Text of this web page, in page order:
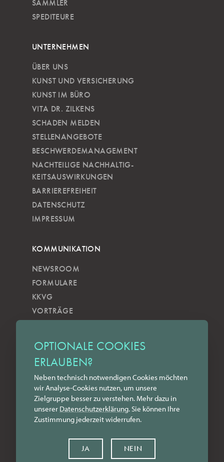
OPTIONALE COOKIES
ERLAUBEN?
Neben technisch notwendigen Cookies möchten
wir Analyse-Cookies nutzen, um unsere
Zielgruppe besser zu verstehen. Mehr dazu in
unserer Datenschutz­erklärung. Sie können Ihre
Zustimmung jederzeit widerrufen.
JA NEIN
SAMMLER
SPEDITEURE
UNTERNEHMEN
ÜBER UNS
KUNST UND VERSICHERUNG
KUNST IM BÜRO
VITA DR. ZILKENS
SCHADEN MELDEN
STELLENANGEBOTE
BESCHWERDEMANAGEMENT
NACHTEILIGE NACH­HALTIG­
KEITSAUSWIRKUNGEN
BARRIEREFREIHEIT
DATENSCHUTZ
IMPRESSUM
KOMMUNIKATION
NEWSROOM
FORMULARE
KKVG
VORTRÄGE
ZILKENS NEWSBLOG
NEWSLETTER
YOUTUBE
INSTAGRAM
FACEBOOK
LINKEDIN